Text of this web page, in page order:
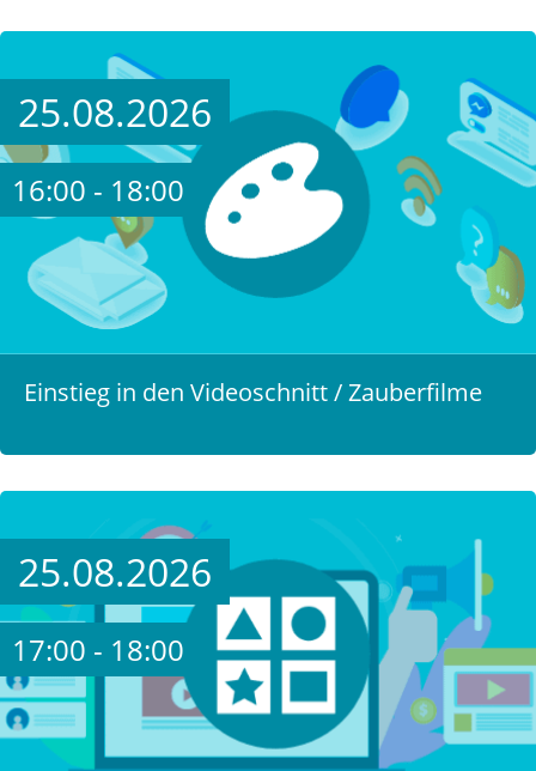
25.08.2026
16:00 - 18:00
Einstieg in den Videoschnitt / Zauberfilme
25.08.2026
17:00 - 18:00